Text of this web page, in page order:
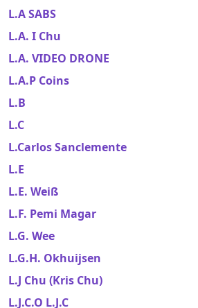
L.A SABS
L.A. I Chu
L.A. VIDEO DRONE
L.A.P Coins
L.B
L.C
L.Carlos Sanclemente
L.E
L.E. Weiß
L.F. Pemi Magar
L.G. Wee
L.G.H. Okhuijsen
L.J Chu (Kris Chu)
L.J.C.O L.J.C